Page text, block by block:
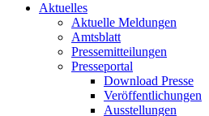
Aktuelles
Aktuelle Meldungen
Amtsblatt
Pressemitteilungen
Presseportal
Download Presse
Veröffentlichungen
Ausstellungen